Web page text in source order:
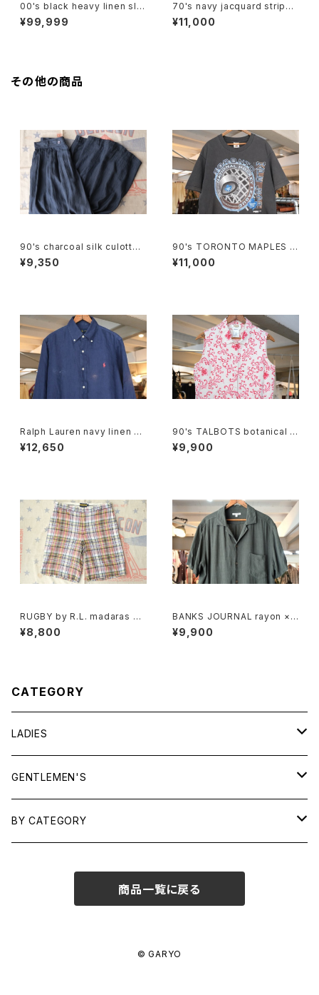
00's black heavy linen sle
eveless Top
¥99,999
70's navy jacquard stripe
balloon sleeve Shirt
¥11,000
その他の商品
90's charcoal silk culotte
Pants
¥9,350
90's TORONTO MAPLES L
EAFS black cotton Tee "M
ade in CANADA"
¥11,000
Ralph Lauren navy linen B.
D. Shirt
¥12,650
90's TALBOTS botanical s
croll printed Irish linen sle
eveless Shirt
¥9,900
RUGBY by R.L. madaras pl
aid cotton Shorts
¥8,800
BANKS JOURNAL rayon ×li
nen open-collar Shirt
¥9,900
CATEGORY
LADIES
TOPS
SHIRTS
OUTERWEAR
GENTLEMEN'S
TOPS
BY CATEGORY
商品一覧に戻る
© GARYO